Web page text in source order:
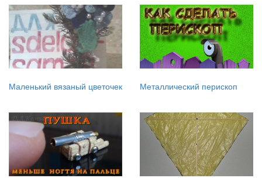
Маленький вязаный цветочек Металлический перископ